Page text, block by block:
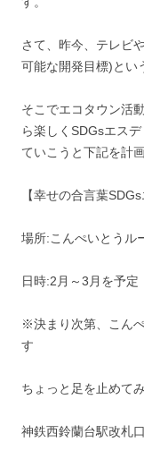
さて、昨今、テレビ
可能な開発目標)とい
そこでエコタウン活
ら楽しくSDGsエス
ていこうと下記を計
【幸せの合言葉
場所:こんぺいとうル
日時:2月～3月を予定
※決まり次第、こん
す
ちょっと足を止めて
神鉄西鈴蘭台駅改札